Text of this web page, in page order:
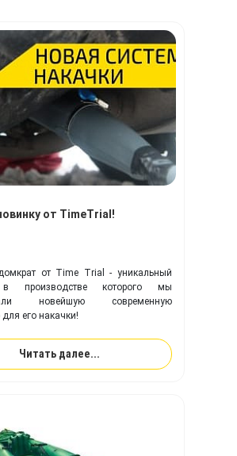
от TimeTrial!
от Time Trial - уникальный
в производстве которого мы
новейшую современную
его накачки!
Читать далее...